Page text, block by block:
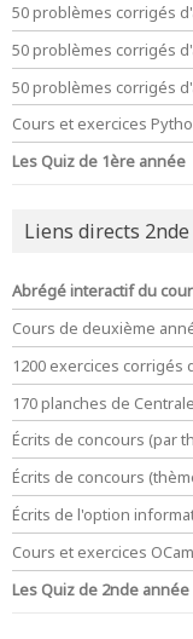
50 problèmes corrigés
50 problèmes corrigés
50 problèmes corrigés
Cours et exercices
Les Quiz de 1ère année
Liens directs
Abrégé interactif du
Cours de deuxième
1200 exercices corrigés
170 planches de
Écrits de concours (par
Écrits de concours
Écrits de l'option
Cours et exercices
Les Quiz de 2nde année